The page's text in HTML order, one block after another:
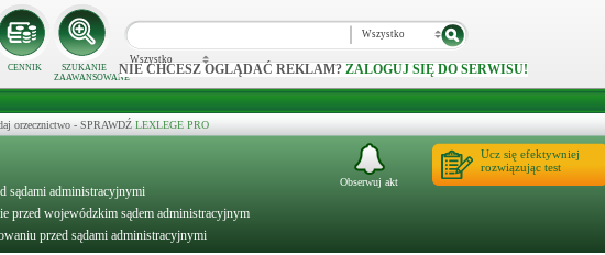
CENNIK
SZUKANIE
ZAAWANSOWANE
Wszystko
Wszystko
NIE CHCESZ OGLĄDAĆ REKLAM? ZALOGUJ SIĘ DO SERWISU!
orzecznictwo - SPRAWDŹ LEXLEGE PRO
sądami administracyjnymi
przed wojewódzkim sądem administracyjnym
przed sądami administracyjnymi
Ucz się efektywniej
rozwiązując test
Obserwuj akt